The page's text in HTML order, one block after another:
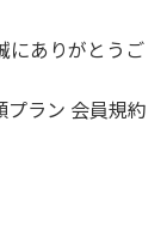
にありがとうご
ラン 会員規約